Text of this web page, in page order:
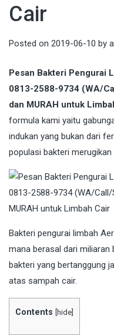
Cair
Posted on 2019-06-10 by
Pesan Bakteri Pengurai
0813-2588-9734 (WA/
dan MURAH untuk
formula kami yaitu
indukan yang bukan dari
populasi bakteri
Bakteri pengurai limbah
mana berasal dari miliaran
bakteri yang bertanggung
atas sampah cair.
Contents hide